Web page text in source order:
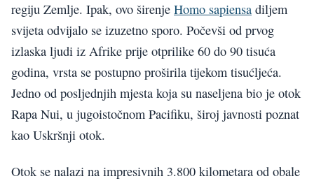
regiju Zemlje. Ipak, ovo širenje Homo sapiensa diljem
svijeta odvijalo se izuzetno sporo. Počevši od prvog
izlaska ljudi iz Afrike prije otprilike 60 do 90 tisuća
godina, vrsta se postupno proširila tijekom tisućljeća.
Jedno od posljednjih mjesta koja su naseljena bio je otok
Rapa Nui, u jugoistočnom Pacifiku, široj javnosti poznat
kao Uskršnji otok.
Otok se nalazi na impresivnih 3.800 kilometara od obale